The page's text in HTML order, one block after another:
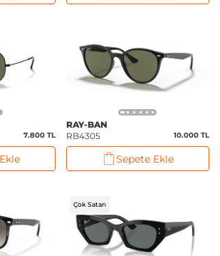
7.800 TL
RAY-BAN
RB4305
10.000 TL
Sepete Ekle
Çok Satan